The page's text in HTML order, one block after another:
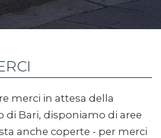
merci in attesa della
di Bari, disponiamo di aree
anche coperte - per merci